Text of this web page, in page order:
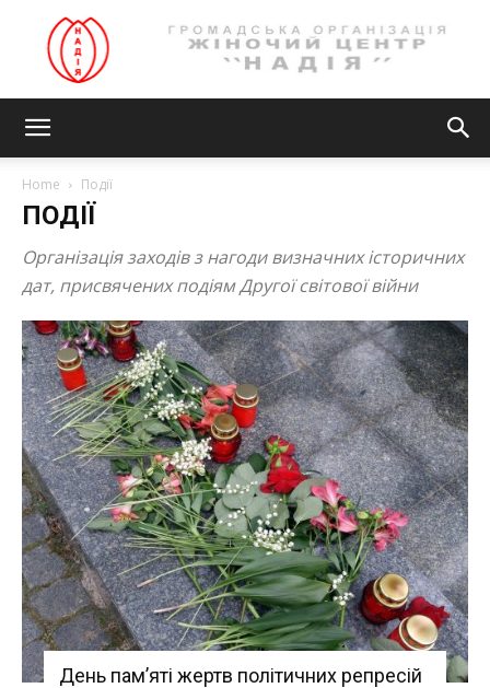
ЖІНОЧИЙ
ЦЕНТР
"НАДІЯ"
Home Події
ПОДІЇ
Організація заходів з нагоди визначних історичних
дат, присвячених подіям Другої світової війни
День пам’яті жертв політичних репресій